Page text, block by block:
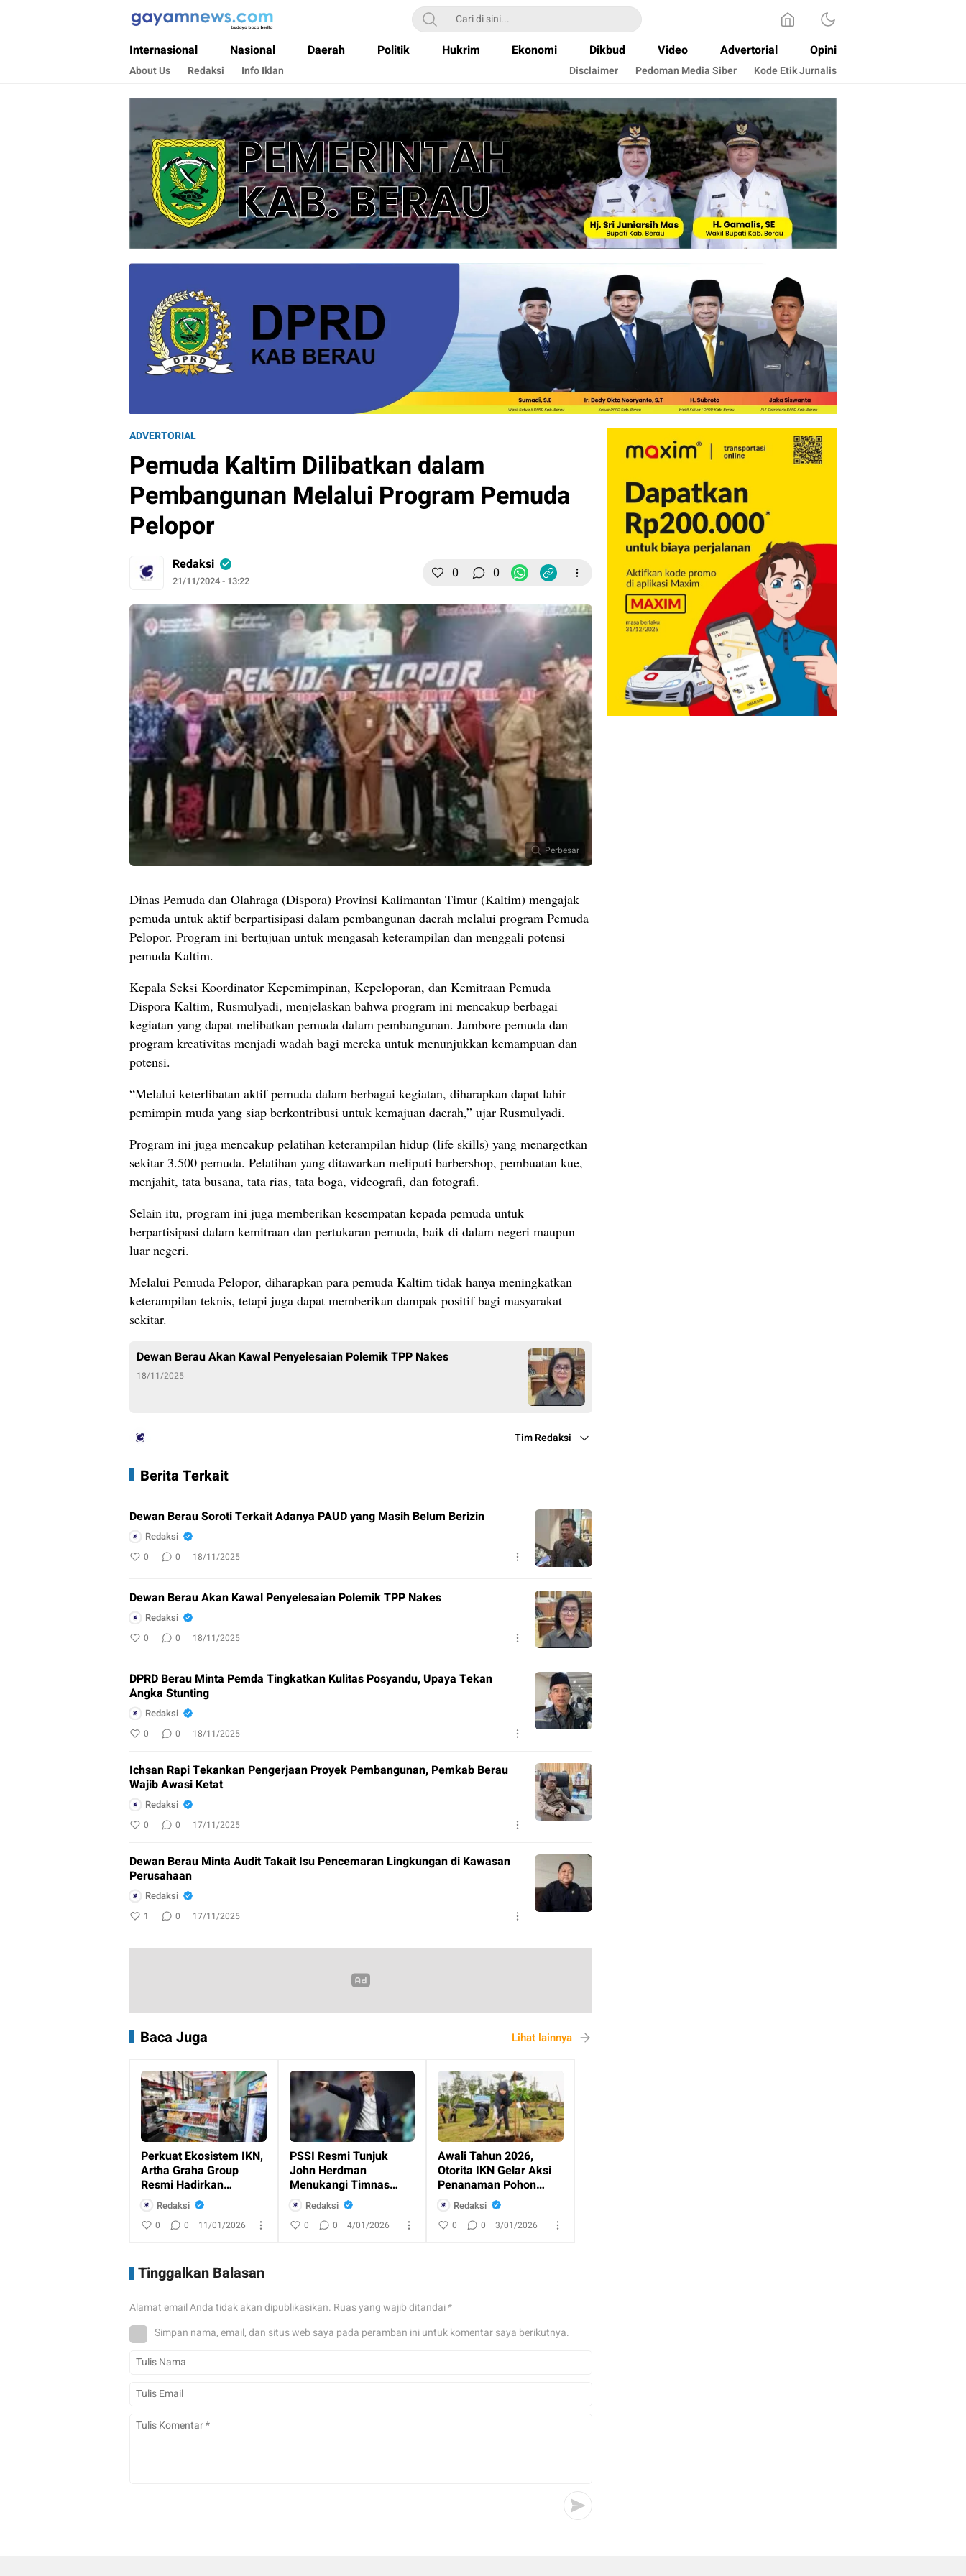
Gayamnews.com
Budaya Baca Berita
Internasional Nasional Daerah Politik Hukrim Ekonomi Dikbud Video Advertorial Opini
About Us Redaksi Info Iklan Disclaimer Pedoman Media Siber Kode Etik Jurnalis
ADVERTORIAL
Pemuda Kaltim Dilibatkan dalam
Pembangunan Melalui Program Pemuda
Pelopor
Redaksi
21/11/2024 - 13:22 0 0
Perbesar
Dinas Pemuda dan Olahraga (Dispora) Provinsi Kalimantan Timur (Kaltim) mengajak
pemuda untuk aktif berpartisipasi dalam pembangunan daerah melalui program Pemuda
Pelopor. Program ini bertujuan untuk mengasah keterampilan dan menggali potensi
pemuda Kaltim.
Kepala Seksi Koordinator Kepemimpinan, Kepeloporan, dan Kemitraan Pemuda
Dispora Kaltim, Rusmulyadi, menjelaskan bahwa program ini mencakup berbagai
kegiatan yang dapat melibatkan pemuda dalam pembangunan. Jambore pemuda dan
program kreativitas menjadi wadah bagi mereka untuk menunjukkan kemampuan dan
potensi.
“Melalui keterlibatan aktif pemuda dalam berbagai kegiatan, diharapkan dapat lahir
pemimpin muda yang siap berkontribusi untuk kemajuan daerah,” ujar Rusmulyadi.
Program ini juga mencakup pelatihan keterampilan hidup (life skills) yang menargetkan
sekitar 3.500 pemuda. Pelatihan yang ditawarkan meliputi barbershop, pembuatan kue,
menjahit, tata busana, tata rias, tata boga, videografi, dan fotografi.
Selain itu, program ini juga memberikan kesempatan kepada pemuda untuk
berpartisipasi dalam kemitraan dan pertukaran pemuda, baik di dalam negeri maupun
luar negeri.
Melalui Pemuda Pelopor, diharapkan para pemuda Kaltim tidak hanya meningkatkan
keterampilan teknis, tetapi juga dapat memberikan dampak positif bagi masyarakat
sekitar.
Dewan Berau Akan Kawal Penyelesaian Polemik TPP Nakes
18/11/2025
Tim Redaksi
Berita Terkait
Dewan Berau Soroti Terkait Adanya PAUD yang Masih Belum Berizin
Redaksi
0 0 18/11/2025
Dewan Berau Akan Kawal Penyelesaian Polemik TPP Nakes
Redaksi
0 0 18/11/2025
DPRD Berau Minta Pemda Tingkatkan Kulitas Posyandu, Upaya Tekan
Angka Stunting
Redaksi
0 0 18/11/2025
Ichsan Rapi Tekankan Pengerjaan Proyek Pembangunan, Pemkab Berau
Wajib Awasi Ketat
Redaksi
0 0 17/11/2025
Dewan Berau Minta Audit Takait Isu Pencemaran Lingkungan di Kawasan
Perusahaan
Redaksi
1 0 17/11/2025
Baca Juga Lihat lainnya
Perkuat Ekosistem IKN,
Artha Graha Group
Resmi Hadirkan
Layanan Perbankan
dan Ritel
Redaksi
0 0 11/01/2026
PSSI Resmi Tunjuk
John Herdman
Menukangi Timnas
Indonesia
Redaksi
0 0 4/01/2026
Awali Tahun 2026,
Otorita IKN Gelar Aksi
Penanaman Pohon
Bersama Masyaraka
Redaksi
0 0 3/01/2026
Tinggalkan Balasan
Alamat email Anda tidak akan dipublikasikan. Ruas yang wajib ditandai*
Simpan nama, email, dan situs web saya pada peramban ini untuk komentar saya berikutnya.